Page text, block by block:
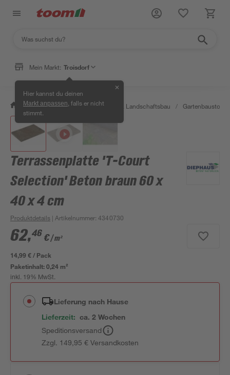
Mein Markt: Troisdorf
Hier kannst du deinen
Markt anpassen , falls er nicht
stimmt.
✕
/ Garten & Freizeit / Gartenbau & Landschaftsbau / Gartenbaustoffe
Terrassenplatte 'T-Court
Selection' Beton braun 60 x
40 x 4 cm
Produktdetails | Artikelnummer:4340730
62,46 €/ m²
14,99 € / Pack
Paketinhalt:0,24 m²
inkl. 19% MwSt.
Lieferung nach Hause
Lieferzeit: ca. 2 Wochen
Speditionsversand
Zzgl. 149,95 € Versandkosten